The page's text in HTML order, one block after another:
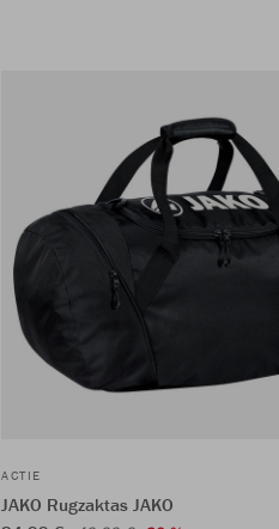
ACTIE
JAKO Rugzaktas JAKO